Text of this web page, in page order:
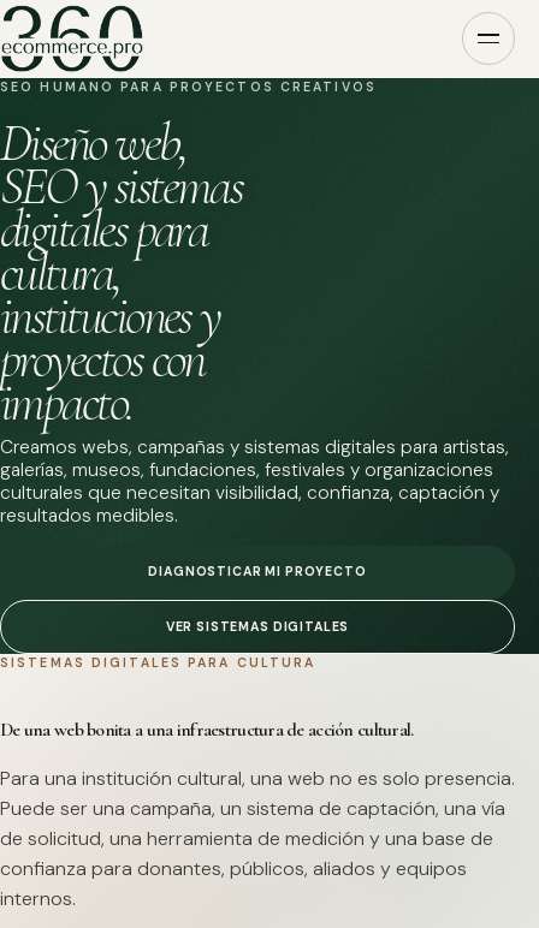
SEO HUMANO PARA PROYECTOS CREATIVOS
Diseño web,
SEO y sistemas
digitales para
cultura,
instituciones y
proyectos con
impacto.
Creamos webs, campañas y sistemas digitales para artistas,
galerías, museos, fundaciones, festivales y organizaciones
culturales que necesitan visibilidad, confianza, captación y
resultados medibles.
DIAGNOSTICAR MI PROYECTO
VER SISTEMAS DIGITALES
SISTEMAS DIGITALES PARA CULTURA
De una web bonita a una infraestructura de acción cultural.
Para una institución cultural, una web no es solo presencia.
Puede ser una campaña, un sistema de captación, una vía
de solicitud, una herramienta de medición y una base de
confianza para donantes, públicos, aliados y equipos
internos.